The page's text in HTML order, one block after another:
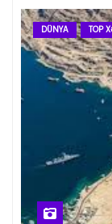
DÜNYA TOP